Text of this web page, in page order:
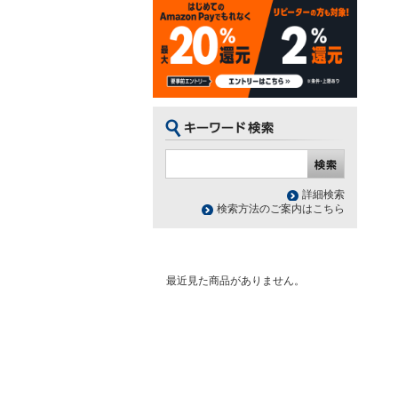
詳細検索
検索方法のご案内はこちら
最近見た商品がありません。